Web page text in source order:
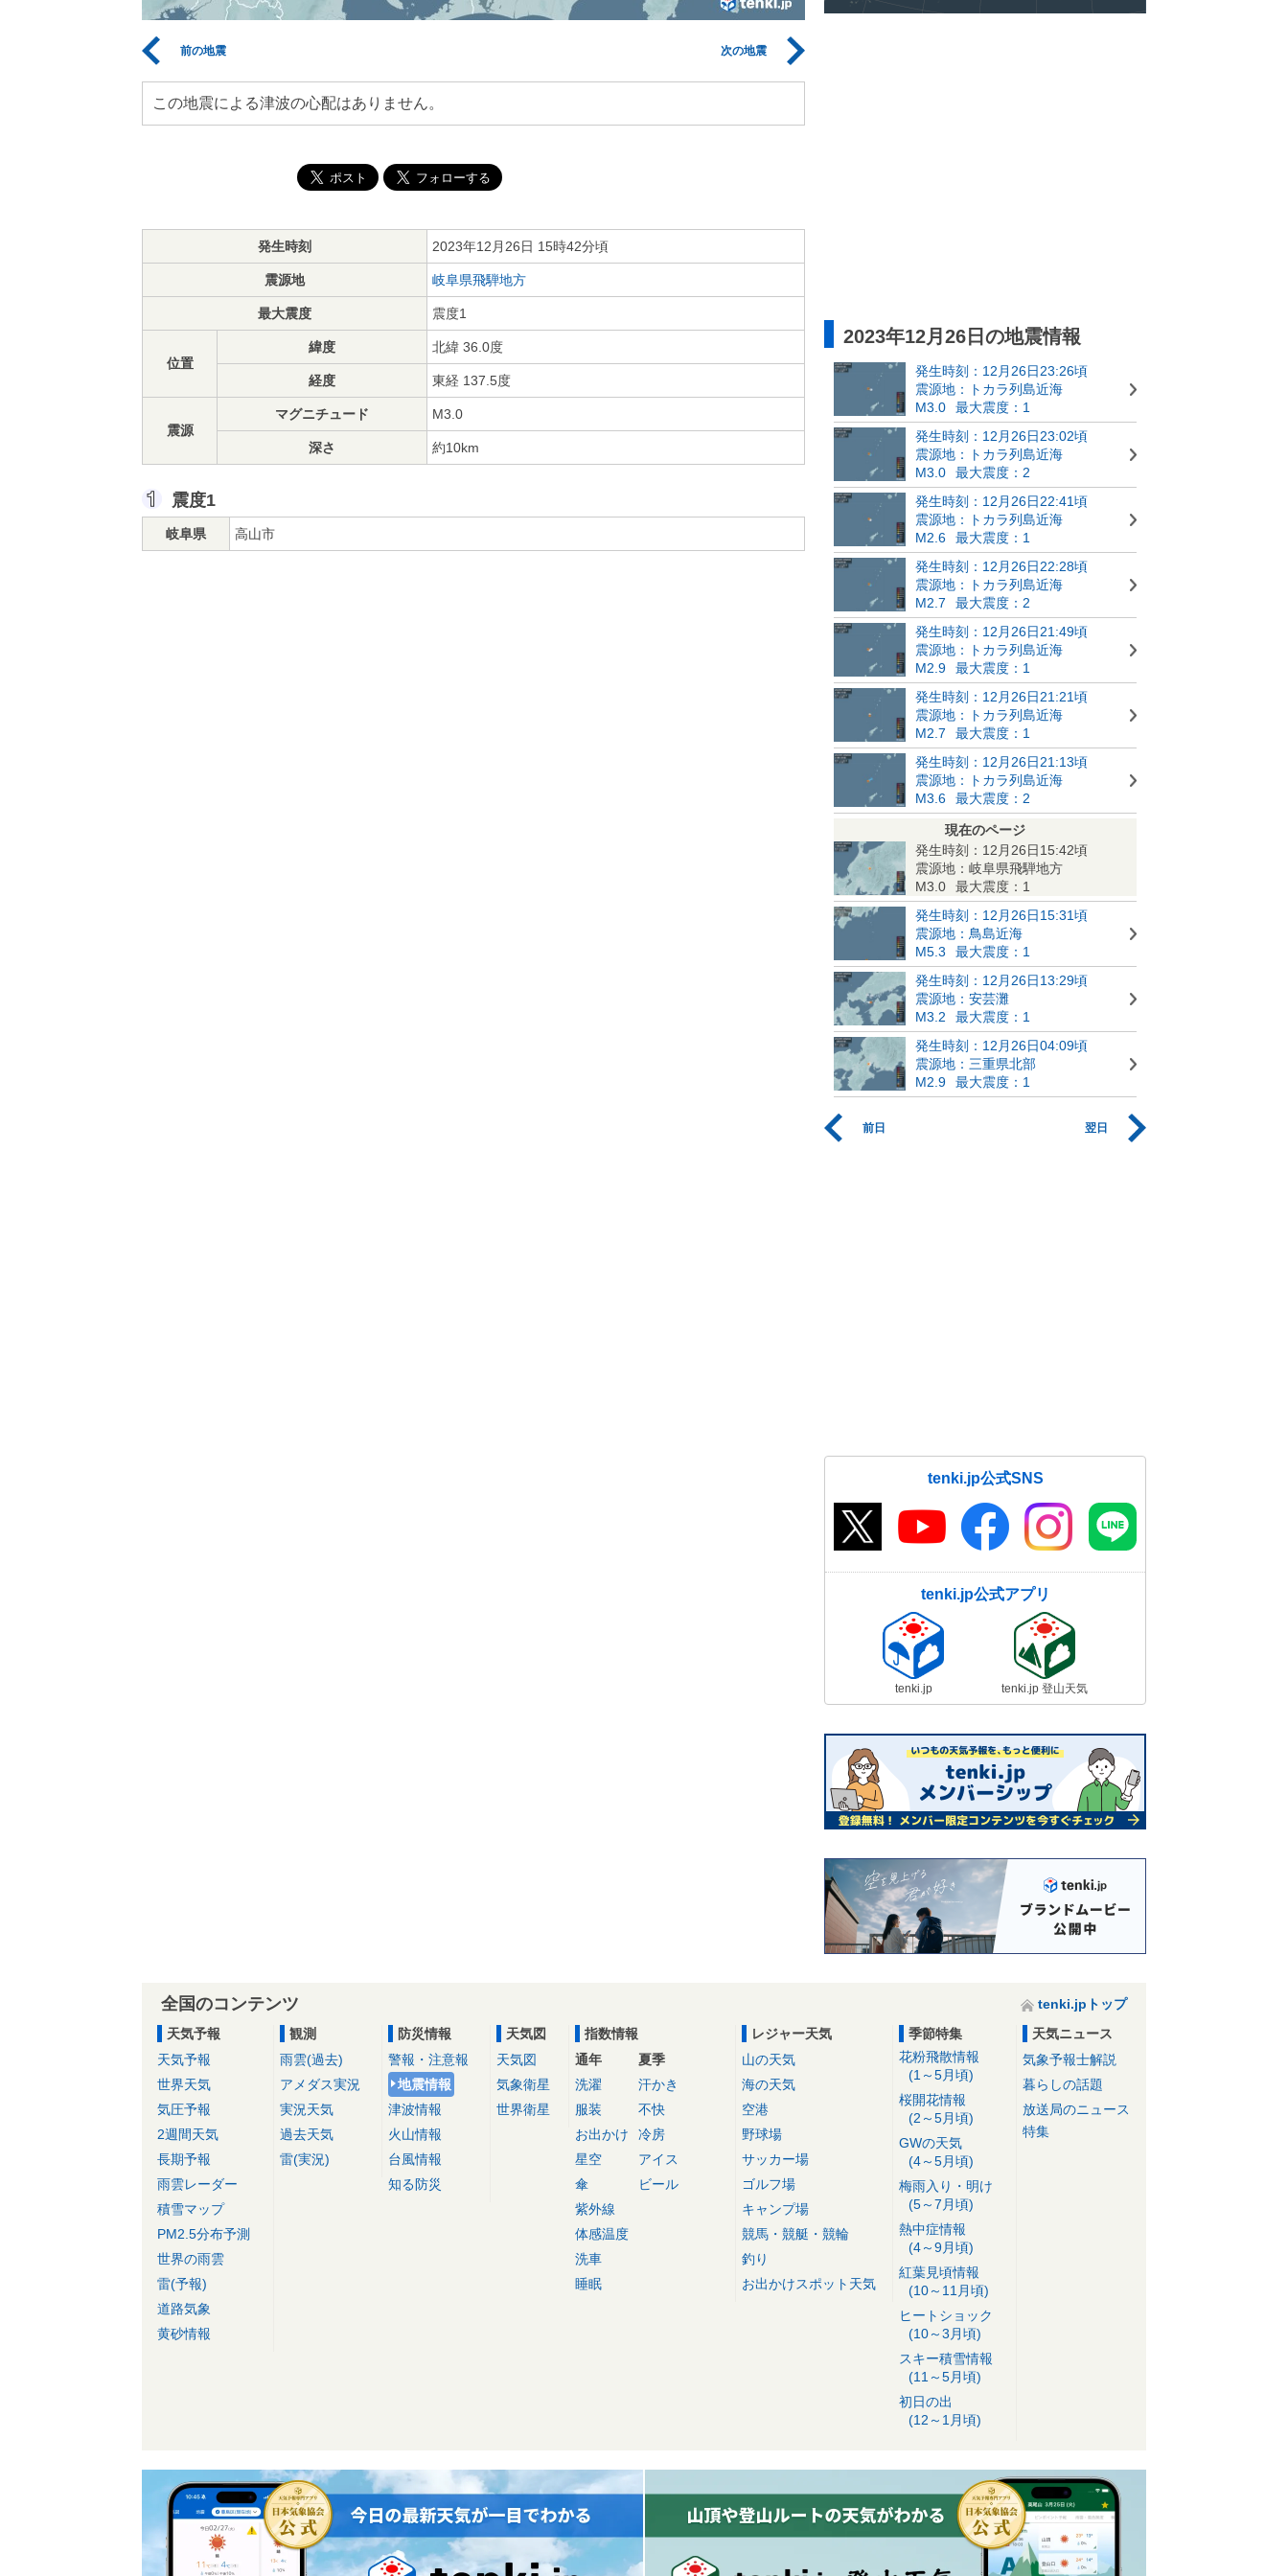
前の地震 次の地震
この地震による津波の心配はありません。
発生時刻 2023年12月26日 15時42分頃
震源地 岐阜県飛騨地方
最大震度 震度1
位置
緯度 北緯 36.0度
経度 東経 137.5度
震源
マグニチュード M3.0
深さ 約10km
震度1
岐阜県 高山市
2023年12月26日の地震情報
発生時刻：12月26日23:26頃
震源地：トカラ列島近海
M3.0
最大震度：1
発生時刻：12月26日23:02頃
震源地：トカラ列島近海
M3.0
最大震度：2
発生時刻：12月26日22:41頃
震源地：トカラ列島近海
M2.6
最大震度：1
発生時刻：12月26日22:28頃
震源地：トカラ列島近海
M2.7
最大震度：2
発生時刻：12月26日21:49頃
震源地：トカラ列島近海
M2.9
最大震度：1
発生時刻：12月26日21:21頃
震源地：トカラ列島近海
M2.7
最大震度：1
発生時刻：12月26日21:13頃
震源地：トカラ列島近海
M3.6
最大震度：2
現在のページ
発生時刻：12月26日15:42頃
震源地：岐阜県飛騨地方
M3.0
最大震度：1
発生時刻：12月26日15:31頃
震源地：鳥島近海
M5.3
最大震度：1
発生時刻：12月26日13:29頃
震源地：安芸灘
M3.2
最大震度：1
発生時刻：12月26日04:09頃
震源地：三重県北部
M2.9
最大震度：1
前日 翌日
tenki.jp公式SNS
tenki.jp公式アプリ
tenki.jp tenki.jp 登山天気
全国のコンテンツ
tenki.jpトップ
天気予報
天気予報
世界天気
気圧予報
2週間天気
長期予報
雨雲レーダー
積雪マップ
PM2.5分布予測
世界の雨雲
雷(予報)
道路気象
黄砂情報
観測
雨雲(過去)
アメダス実況
実況天気
過去天気
雷(実況)
防災情報
警報・注意報
地震情報
津波情報
火山情報
台風情報
知る防災
天気図
天気図
気象衛星
世界衛星
指数情報
通年
洗濯
服装
お出かけ
星空
傘
紫外線
体感温度
洗車
睡眠
夏季
汗かき
不快
冷房
アイス
ビール
レジャー天気
山の天気
海の天気
空港
野球場
サッカー場
ゴルフ場
キャンプ場
競馬・競艇・競輪
釣り
お出かけスポット天気
季節特集
花粉飛散情報
(1～5月頃)
桜開花情報
(2～5月頃)
GWの天気
(4～5月頃)
梅雨入り・明け
(5～7月頃)
熱中症情報
(4～9月頃)
紅葉見頃情報
(10～11月頃)
ヒートショック
(10～3月頃)
スキー積雪情報
(11～5月頃)
初日の出
(12～1月頃)
天気ニュース
気象予報士解説
暮らしの話題
放送局のニュース
特集